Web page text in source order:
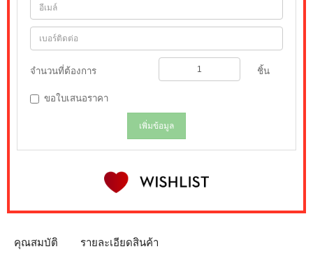
จำนวนที่ต้องการ ชิ้น
ขอใบเสนอราคา
เพิ่มข้อมูล
คุณสมบัติ รายละเอียดสินค้า